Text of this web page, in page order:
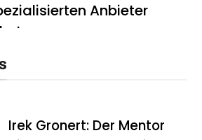
Anbieter
pro
Irek Gronert: Der Mentor